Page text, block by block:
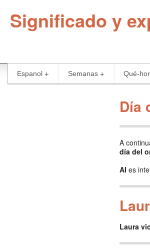
Significado y
Espanol Semanas Qué-
Día
A
día del
AI es
Laura